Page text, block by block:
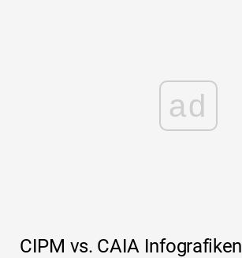
ad
CIPM vs. CAIA Infografiken